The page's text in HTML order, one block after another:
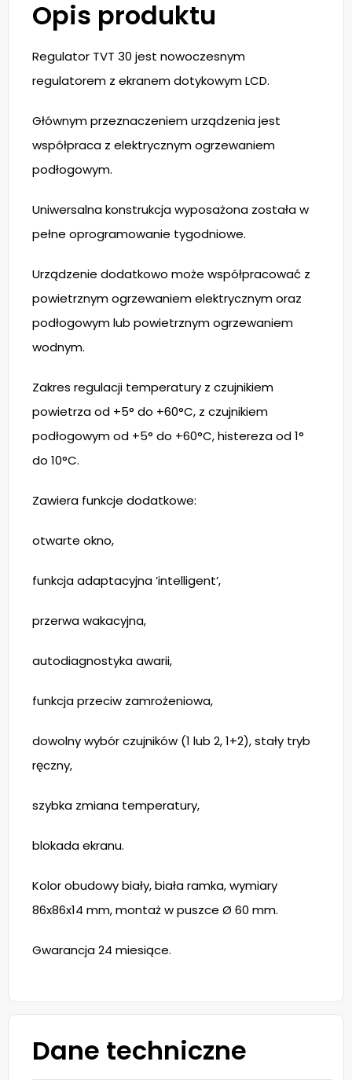
Opis produktu
Regulator TVT 30 jest nowoczesnym
regulatorem z ekranem dotykowym LCD.
Głównym przeznaczeniem urządzenia jest
współpraca z elektrycznym ogrzewaniem
podłogowym.
Uniwersalna konstrukcja wyposażona została w
pełne oprogramowanie tygodniowe.
Urządzenie dodatkowo może współpracować z
powietrznym ogrzewaniem elektrycznym oraz
podłogowym lub powietrznym ogrzewaniem
wodnym.
Zakres regulacji temperatury z czujnikiem
powietrza od +5° do +60°C, z czujnikiem
podłogowym od +5° do +60°C, histereza od 1°
do 10°C.
Zawiera funkcje dodatkowe:
otwarte okno,
funkcja adaptacyjna ’intelligent’,
przerwa wakacyjna,
autodiagnostyka awarii,
funkcja przeciw zamrożeniowa,
dowolny wybór czujników (1 lub 2, 1+2), stały tryb
ręczny,
szybka zmiana temperatury,
blokada ekranu.
Kolor obudowy biały, biała ramka, wymiary
86x86x14 mm, montaż w puszce Ø 60 mm.
Gwarancja 24 miesiące.
Dane techniczne